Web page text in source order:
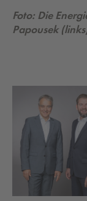
Foto: Die
Papousek